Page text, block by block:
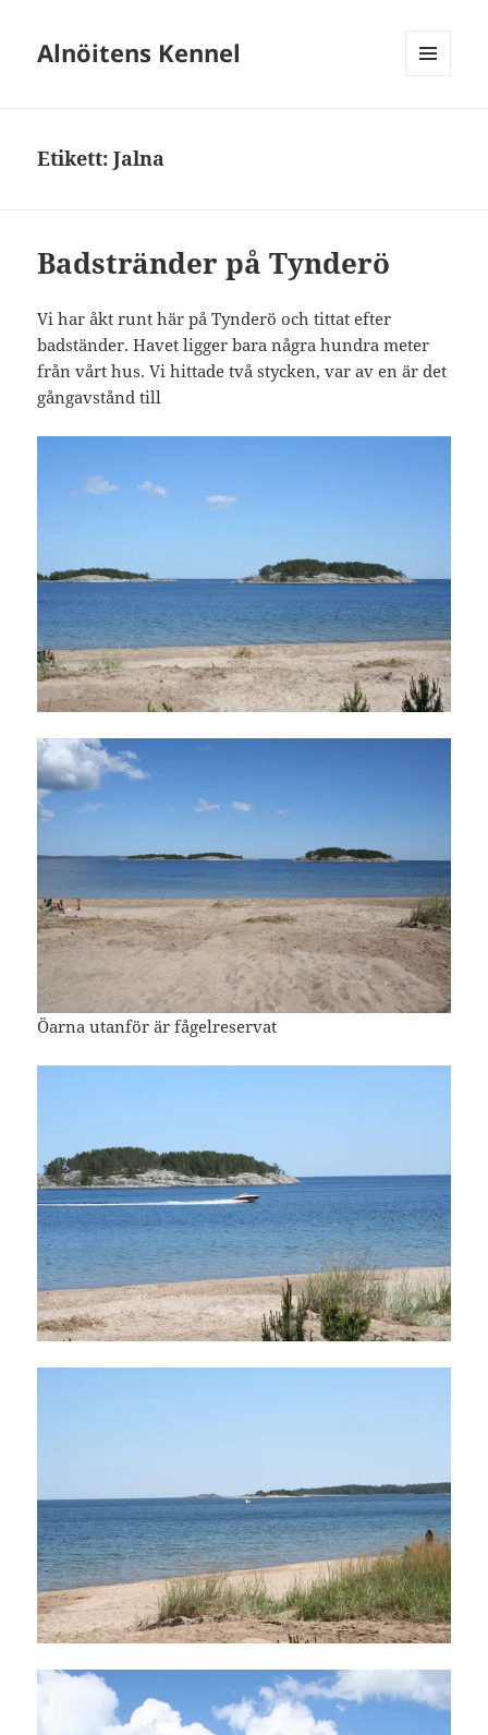
Alnöitens Kennel
Etikett:Jalna
Badstränder på Tynderö
Vi har åkt runt här på Tynderö och tittat efter
badständer. Havet ligger bara några hundra meter
från vårt hus. Vi hittade två stycken, var av en är det
gångavstånd till
Öarna utanför är fågelreservat